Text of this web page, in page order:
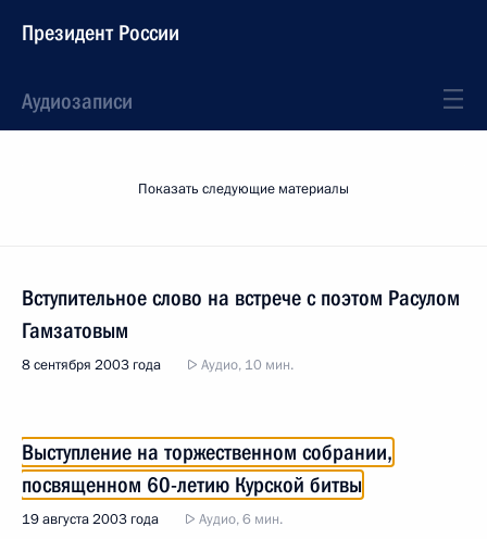
Президент России
Аудиозаписи
Показать следующие материалы
Вступительное слово на встрече с поэтом Расулом
Гамзатовым
8 сентября 2003 года Аудио, 10 мин.
Выступление на торжественном собрании,
посвященном 60-летию Курской битвы
19 августа 2003 года Аудио, 6 мин.